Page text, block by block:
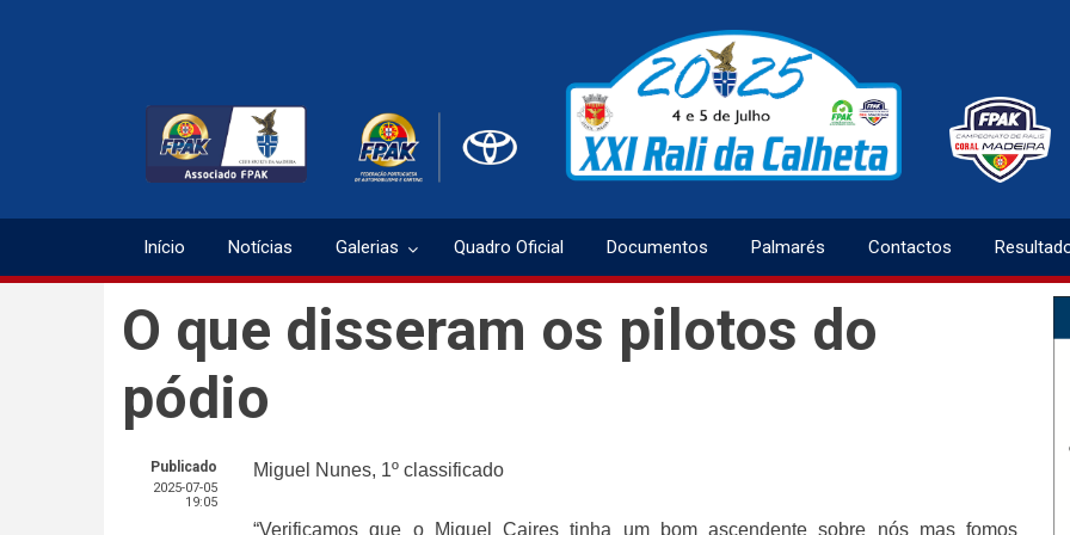
Início Notícias Galerias Quadro Oficial Documentos Palmarés Contactos
O que disseram os pilotos do
pódio
Publicado
2025-07-05
19:05
Miguel Nunes, 1º classificado
“Verificamos que o Miguel Caires tinha um bom ascendente sobre nós mas fomos